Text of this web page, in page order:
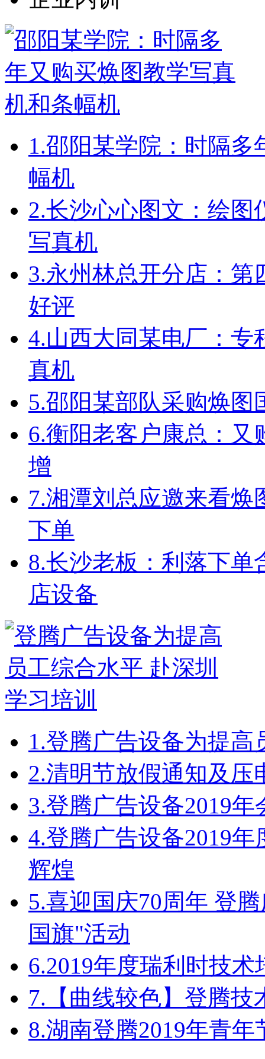
1.邵阳某学院：时隔多
幅机
2.长沙心心图文：绘图
写真机
3.永州林总开分店：第
好评
4.山西大同某电厂：专
真机
5.邵阳某部队采购焕图
6.衡阳老客户康总：又
增
7.湘潭刘总应邀来看焕
下单
8.长沙老板：利落下单
店设备
1.登腾广告设备为提高
2.清明节放假通知及压
3.登腾广告设备2019
4.登腾广告设备2019
辉煌
5.喜迎国庆70周年 登
国旗"活动
6.2019年度瑞利时技
7. 【曲线较色】登腾
8.湖南登腾2019年青